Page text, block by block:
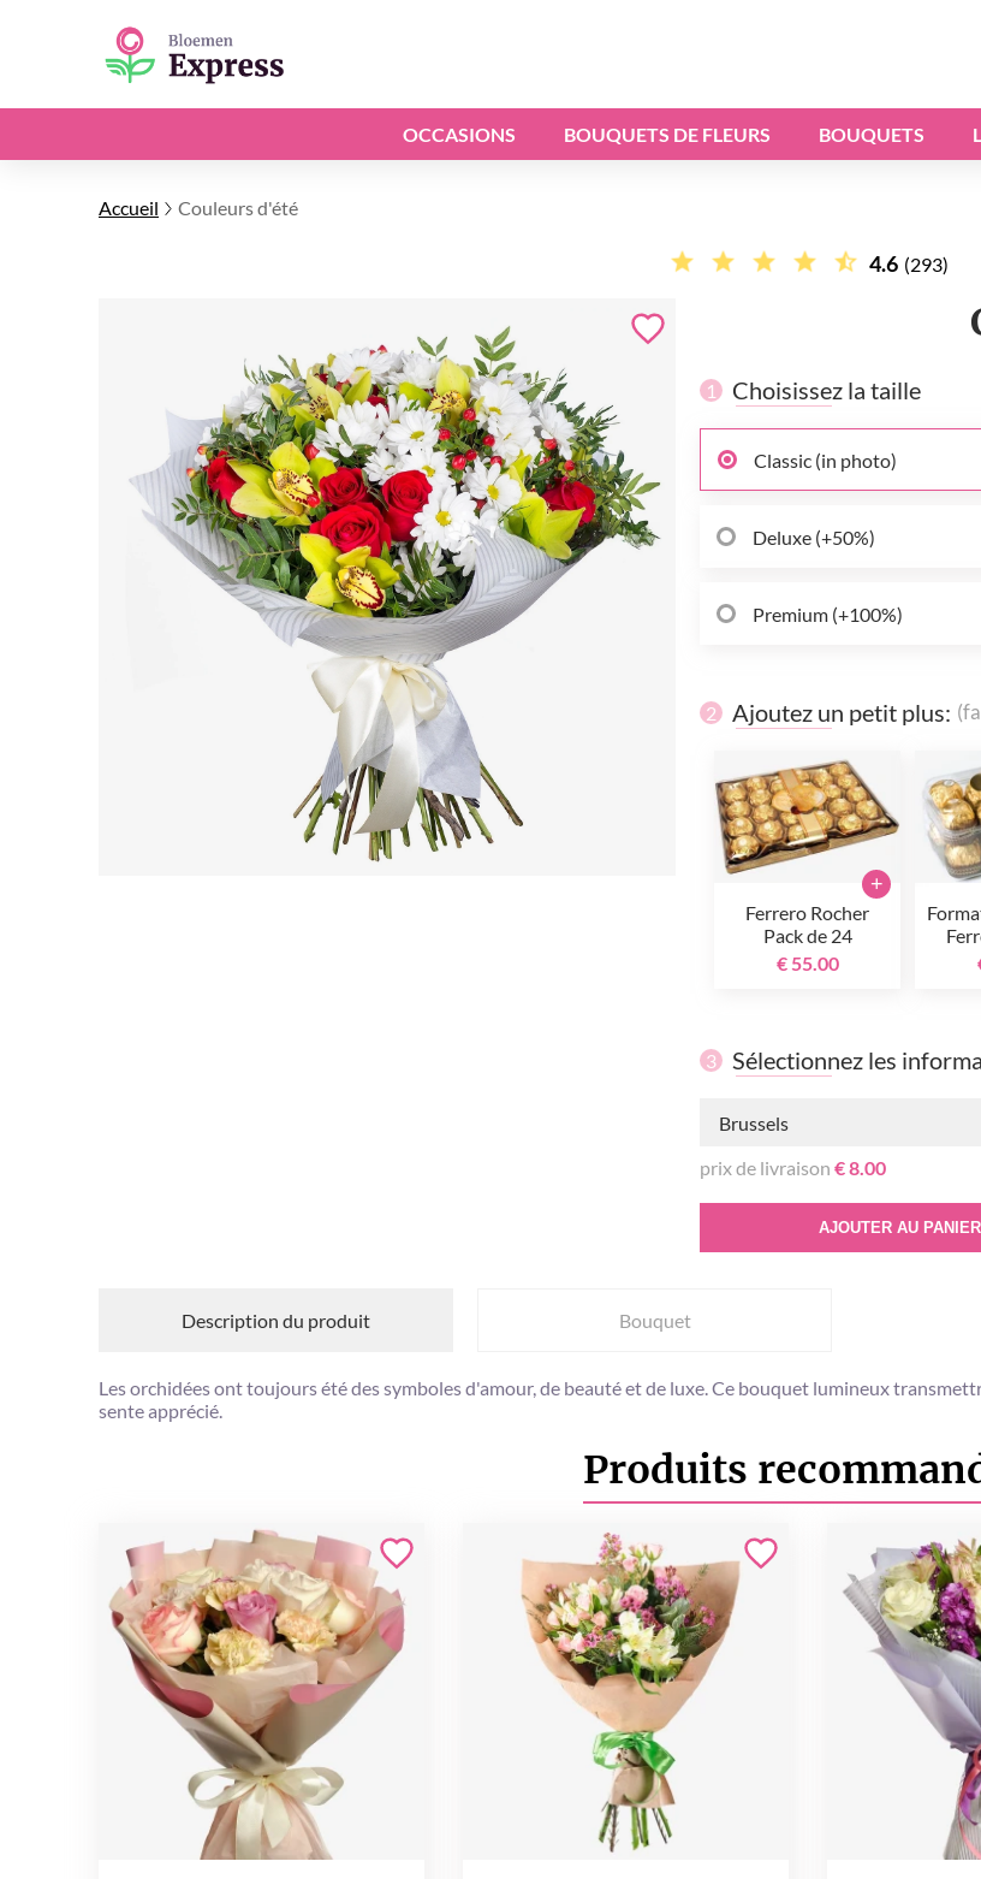
OCCASIONS BOUQUETS DE FLEURS BOUQUETS
Accueil Couleurs d'été
4.6 (293)
1 Choisissez la taille
Classic (in photo)
Deluxe (+50%)
Premium (+100%)
2 Ajoutez un petit plus:
Ferrero Rocher
Pack de 24
€ 55.00
+
3 Sélectionnez les
Brussels
prix de livraison€ 8.00
AJOUTER AU PANIER
Description du produit Bouquet
Les orchidées ont toujours été des symboles d'amour, de beauté et de luxe. Ce bouquet lumineux
sente apprécié.
Produits